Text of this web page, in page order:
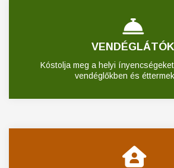
VENDÉGLÁTÓK
Kóstolja meg a helyi
vendéglőkben és